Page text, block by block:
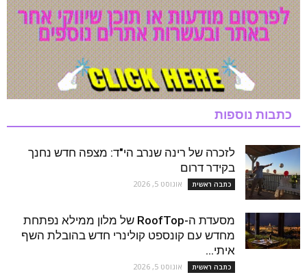
כתבות נוספות
לזכרה של רינה שנרב הי"ד: מצפה חדש נחנך
בקידר דרום
כתבה ראשית אוגוסט 5, 2026
מסעדת ה-RoofTop של מלון ממילא נפתחת
מחדש עם קונספט קולינרי חדש בהובלת השף
איתי...
כתבה ראשית אוגוסט 5, 2026